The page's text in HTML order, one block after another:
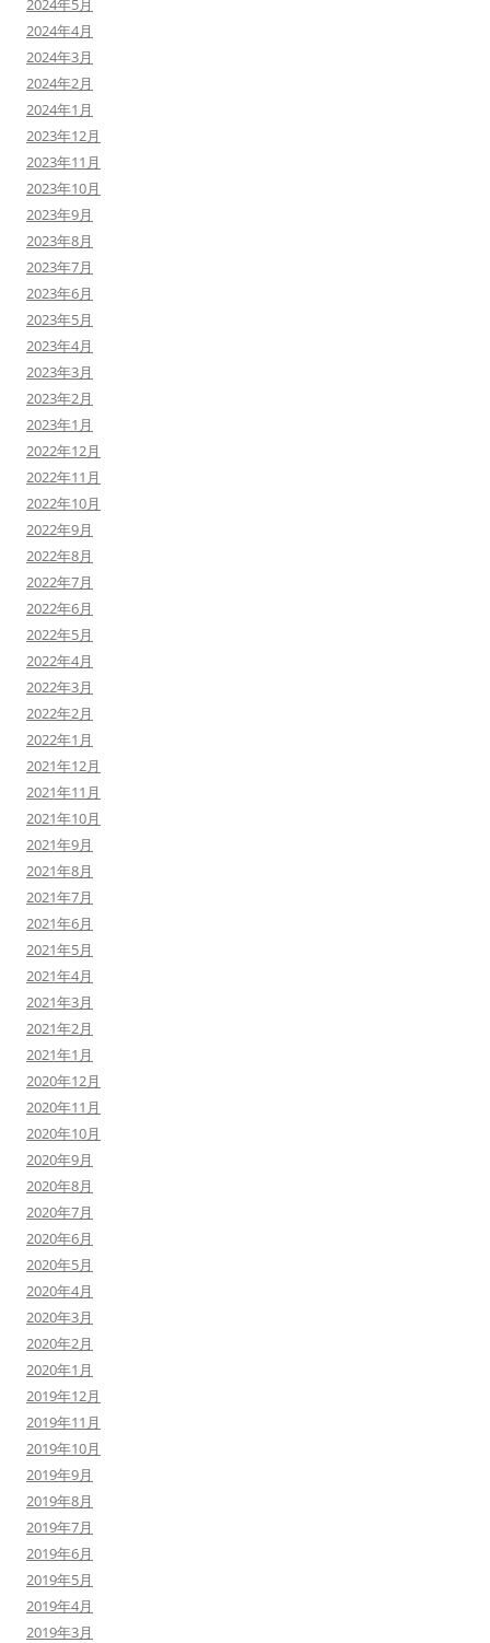
2024年5月
2024年4月
2024年3月
2024年2月
2024年1月
2023年12月
2023年11月
2023年10月
2023年9月
2023年8月
2023年7月
2023年6月
2023年5月
2023年4月
2023年3月
2023年2月
2023年1月
2022年12月
2022年11月
2022年10月
2022年9月
2022年8月
2022年7月
2022年6月
2022年5月
2022年4月
2022年3月
2022年2月
2022年1月
2021年12月
2021年11月
2021年10月
2021年9月
2021年8月
2021年7月
2021年6月
2021年5月
2021年4月
2021年3月
2021年2月
2021年1月
2020年12月
2020年11月
2020年10月
2020年9月
2020年8月
2020年7月
2020年6月
2020年5月
2020年4月
2020年3月
2020年2月
2020年1月
2019年12月
2019年11月
2019年10月
2019年9月
2019年8月
2019年7月
2019年6月
2019年5月
2019年4月
2019年3月